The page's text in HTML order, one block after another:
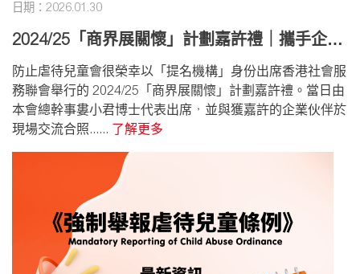
日期：2026.01.30
2024/25「商界展關懷」計劃嘉許禮｜攜手企業
防止虐待兒童會很榮幸以「提名機構」身份出席香港社會服
務聯會舉行的 2024/25「商界展關懷」計劃嘉許禮。當日由
本會總幹事婁小君博士代表出席，並與獲嘉許的企業伙伴於
現場交流合照...... 了解更多